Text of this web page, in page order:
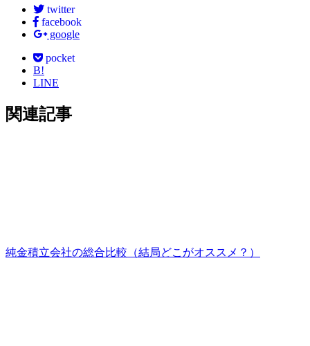
twitter
facebook
google
pocket
B!
LINE
関連記事
純金積立会社の総合比較（結局どこがオススメ？）